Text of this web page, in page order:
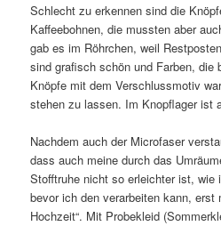
Schlecht zu erkennen sind die
Kaffeebohnen, die mussten aber
gab es im Röhrchen, weil
sind grafisch schön und Farben, die
Knöpfe mit dem Verschlussmotiv
stehen zu lassen. Im Knopflager ist
Nachdem auch der Microfaser
dass auch meine durch das
Stofftruhe nicht so erleichter ist,
bevor ich den verarbeiten kann, erst
Hochzeit“. Mit Probekleid